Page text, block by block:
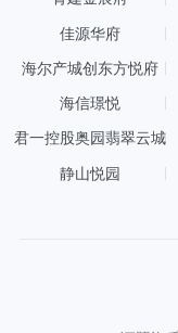
佳源华府
海尔产城创东方悦府
海信璟悦
君一控股奥园翡翠云城
静山悦园